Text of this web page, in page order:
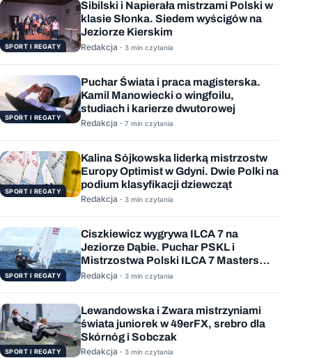
SPORT I REGATY
Sibilski i Napierała mistrzami Polski w
klasie Słonka. Siedem wyścigów na
Jeziorze Kierskim
Redakcja · 3 min czytania
SPORT I REGATY
Puchar Świata i praca magisterska.
Kamil Manowiecki o wingfoilu,
studiach i karierze dwutorowej
Redakcja · 7 min czytania
SPORT I REGATY
Kalina Sójkowska liderką mistrzostw
Europy Optimist w Gdyni. Dwie Polki na
podium klasyfikacji dziewcząt
Redakcja · 3 min czytania
SPORT I REGATY
Ciszkiewicz wygrywa ILCA 7 na
Jeziorze Dąbie. Puchar PSKL i
Mistrzostwa Polski ILCA 7 Masters
rozstrzygnięte
Redakcja · 3 min czytania
SPORT I REGATY
Lewandowska i Zwara mistrzyniami
świata juniorek w 49erFX, srebro dla
Skórnóg i Sobczak
Redakcja · 3 min czytania